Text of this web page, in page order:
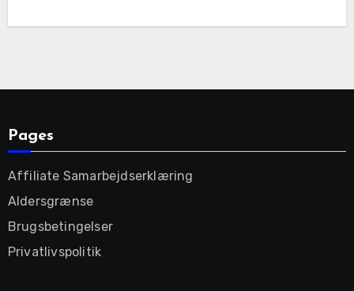
Pages
Affiliate Samarbejdserklæring
Aldersgrænse
Brugsbetingelser
Privatlivspolitik